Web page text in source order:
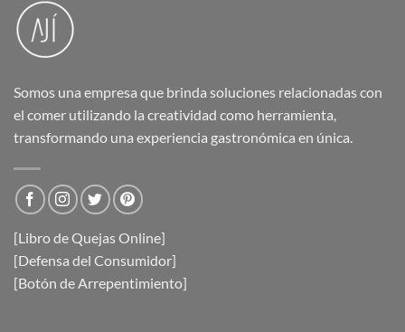
Somos una empresa que brinda soluciones relacionadas con
el comer utilizando la creatividad como herramienta,
transformando una experiencia gastronómica en única.
[Libro de Quejas Online]
[Defensa del Consumidor]
[Botón de Arrepentimiento]